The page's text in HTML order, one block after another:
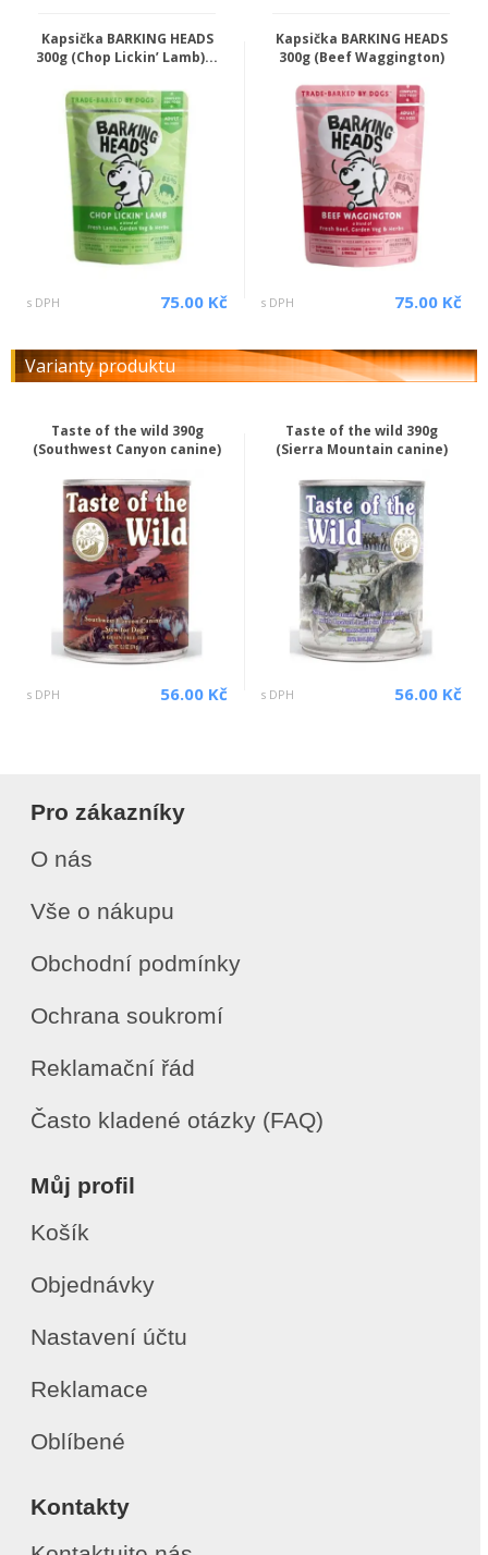
Kapsička BARKING HEADS
300g (Chop Lickin’ Lamb)...
s DPH 75.00 Kč
Kapsička BARKING HEADS
300g (Beef Waggington)
s DPH 75.00 Kč
Varianty produktu
Taste of the wild 390g
(Southwest Canyon canine)
s DPH 56.00 Kč
Taste of the wild 390g
(Sierra Mountain canine)
s DPH 56.00 Kč
Pro zákazníky
O nás
Vše o nákupu
Obchodní podmínky
Ochrana soukromí
Reklamační řád
Často kladené otázky (FAQ)
Můj profil
Košík
Objednávky
Nastavení účtu
Reklamace
Oblíbené
Kontakty